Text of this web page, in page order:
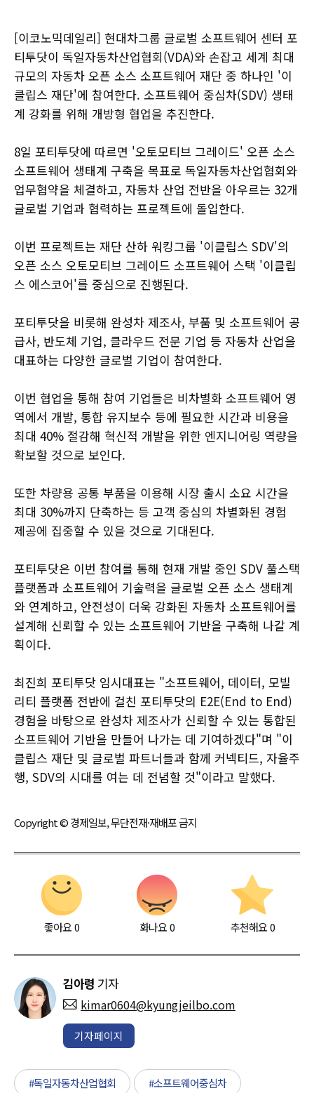
[이코노믹데일리] 현대차그룹 글로벌 소프트웨어 센터 포
티투닷이 독일자동차산업협회(VDA)와 손잡고 세계 최대
규모의 자동차 오픈 소스 소프트웨어 재단 중 하나인 '이
클립스 재단'에 참여한다. 소프트웨어 중심차(SDV) 생태
계 강화를 위해 개방형 협업을 추진한다.
8일 포티투닷에 따르면 '오토모티브 그레이드' 오픈 소스
소프트웨어 생태계 구축을 목표로 독일자동차산업협회와
업무협약을 체결하고, 자동차 산업 전반을 아우르는 32개
글로벌 기업과 협력하는 프로젝트에 돌입한다.
이번 프로젝트는 재단 산하 워킹그룹 '이클립스 SDV'의
오픈 소스 오토모티브 그레이드 소프트웨어 스택 '이클립
스 에스코어'를 중심으로 진행된다.
포티투닷을 비롯해 완성차 제조사, 부품 및 소프트웨어 공
급사, 반도체 기업, 클라우드 전문 기업 등 자동차 산업을
대표하는 다양한 글로벌 기업이 참여한다.
이번 협업을 통해 참여 기업들은 비차별화 소프트웨어 영
역에서 개발, 통합 유지보수 등에 필요한 시간과 비용을
최대 40% 절감해 혁신적 개발을 위한 엔지니어링 역량을
확보할 것으로 보인다.
또한 차량용 공통 부품을 이용해 시장 출시 소요 시간을
최대 30%까지 단축하는 등 고객 중심의 차별화된 경험
제공에 집중할 수 있을 것으로 기대된다.
포티투닷은 이번 참여를 통해 현재 개발 중인 SDV 풀스택
플랫폼과 소프트웨어 기술력을 글로벌 오픈 소스 생태계
와 연계하고, 안전성이 더욱 강화된 자동차 소프트웨어를
설계해 신뢰할 수 있는 소프트웨어 기반을 구축해 나갈 계
획이다.
최진희 포티투닷 임시대표는 "소프트웨어, 데이터, 모빌
리티 플랫폼 전반에 걸친 포티투닷의 E2E(End to End)
경험을 바탕으로 완성차 제조사가 신뢰할 수 있는 통합된
소프트웨어 기반을 만들어 나가는 데 기여하겠다"며 "이
클립스 재단 및 글로벌 파트너들과 함께 커넥티드, 자율주
행, SDV의 시대를 여는 데 전념할 것"이라고 말했다.
Copyright © 경제일보, 무단전재·재배포 금지
좋아요0 화나요0 추천해요 0
김아령 기자
kimar0604@kyungjeilbo.com
기자페이지
#독일자동차산업협회 #소프트웨어중심차